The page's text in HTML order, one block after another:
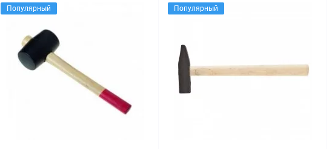
Популярный Популярный